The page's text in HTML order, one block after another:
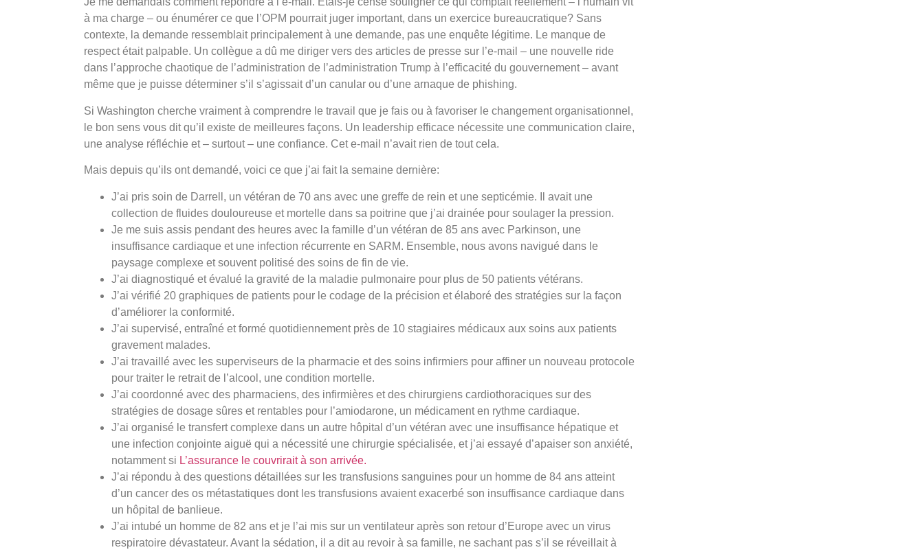
à ma charge – ou énumérer ce que l’OPM pourrait juger important, dans un exercice bureaucratique? Sans
contexte, la demande ressemblait principalement à une demande, pas une enquête légitime. Le manque de
respect était palpable. Un collègue a dû me diriger vers des articles de presse sur l’e-mail – une nouvelle ride
dans l’approche chaotique de l’administration de l’administration Trump à l’efficacité du gouvernement – avant
même que je puisse déterminer s’il s’agissait d’un canular ou d’une arnaque de phishing.
Si Washington cherche vraiment à comprendre le travail que je fais ou à favoriser le changement organisationnel,
le bon sens vous dit qu’il existe de meilleures façons. Un leadership efficace nécessite une communication claire,
une analyse réfléchie et – surtout – une confiance. Cet e-mail n’avait rien de tout cela.
Mais depuis qu’ils ont demandé, voici ce que j’ai fait la semaine dernière:
J’ai pris soin de Darrell, un vétéran de 70 ans avec une greffe de rein et une septicémie. Il avait une
collection de fluides douloureuse et mortelle dans sa poitrine que j’ai drainée pour soulager la pression.
Je me suis assis pendant des heures avec la famille d’un vétéran de 85 ans avec Parkinson, une
insuffisance cardiaque et une infection récurrente en SARM. Ensemble, nous avons navigué dans le
paysage complexe et souvent politisé des soins de fin de vie.
J’ai diagnostiqué et évalué la gravité de la maladie pulmonaire pour plus de 50 patients vétérans.
J’ai vérifié 20 graphiques de patients pour le codage de la précision et élaboré des stratégies sur la façon
d’améliorer la conformité.
J’ai supervisé, entraîné et formé quotidiennement près de 10 stagiaires médicaux aux soins aux patients
gravement malades.
J’ai travaillé avec les superviseurs de la pharmacie et des soins infirmiers pour affiner un nouveau protocole
pour traiter le retrait de l’alcool, une condition mortelle.
J’ai coordonné avec des pharmaciens, des infirmières et des chirurgiens cardiothoraciques sur des
stratégies de dosage sûres et rentables pour l’amiodarone, un médicament en rythme cardiaque.
J’ai organisé le transfert complexe dans un autre hôpital d’un vétéran avec une insuffisance hépatique et
une infection conjointe aiguë qui a nécessité une chirurgie spécialisée, et j’ai essayé d’apaiser son anxiété,
notamment si L’assurance le couvrirait à son arrivée.
J’ai répondu à des questions détaillées sur les transfusions sanguines pour un homme de 84 ans atteint
d’un cancer des os métastatiques dont les transfusions avaient exacerbé son insuffisance cardiaque dans
un hôpital de banlieue.
J’ai intubé un homme de 82 ans et je l’ai mis sur un ventilateur après son retour d’Europe avec un virus
respiratoire dévastateur. Avant la sédation, il a dit au revoir à sa famille, ne sachant pas s’il se réveillait à